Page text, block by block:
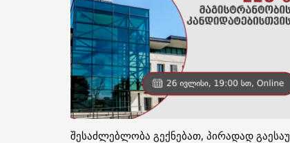
შესაძლებლობა გექნებათ, პირადად